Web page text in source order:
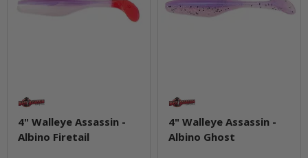
4" Walleye Assassin -
Albino Firetail
4" Walleye Assassin -
Albino Ghost